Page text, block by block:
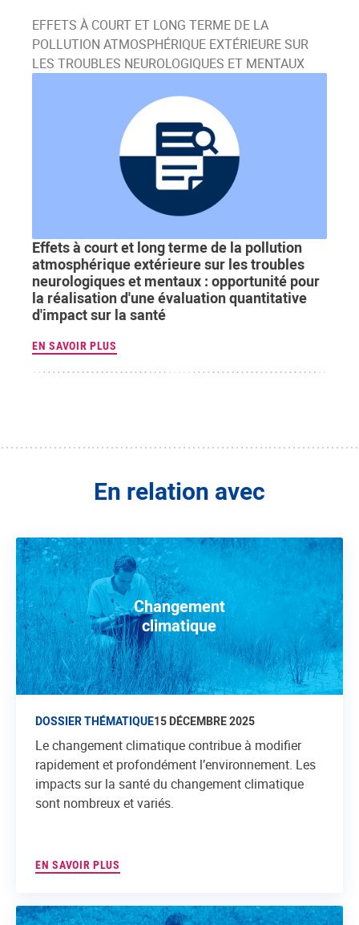
EFFETS À COURT ET LONG TERME DE LA
POLLUTION ATMOSPHÉRIQUE EXTÉRIEURE SUR
LES TROUBLES NEUROLOGIQUES ET MENTAUX
Effets à court et long terme de la pollution
atmosphérique extérieure sur les troubles
neurologiques et mentaux : opportunité pour
la réalisation d'une évaluation quantitative
d'impact sur la santé
EN SAVOIR PLUS
En relation avec
Changement
climatique
DOSSIER THÉMATIQUE15 DÉCEMBRE 2025
Le changement climatique contribue à modifier
rapidement et profondément l’environnement. Les
impacts sur la santé du changement climatique
sont nombreux et variés.
EN SAVOIR PLUS